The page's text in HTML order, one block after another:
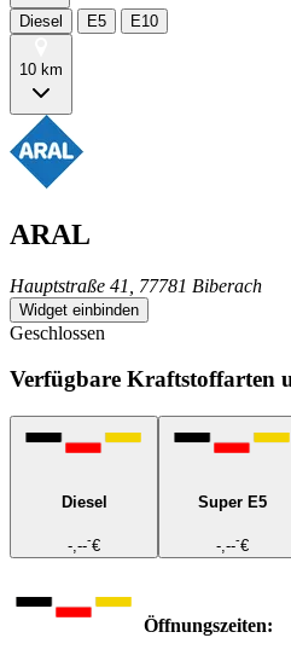
Diesel E5 E10
10 km
ARAL
Hauptstraße 41, 77781 Biberach
Widget einbinden
Geschlossen
Verfügbare Kraftstoffarten
Diesel
-,---€
Super E5
-,---€
Öffnungszeiten: